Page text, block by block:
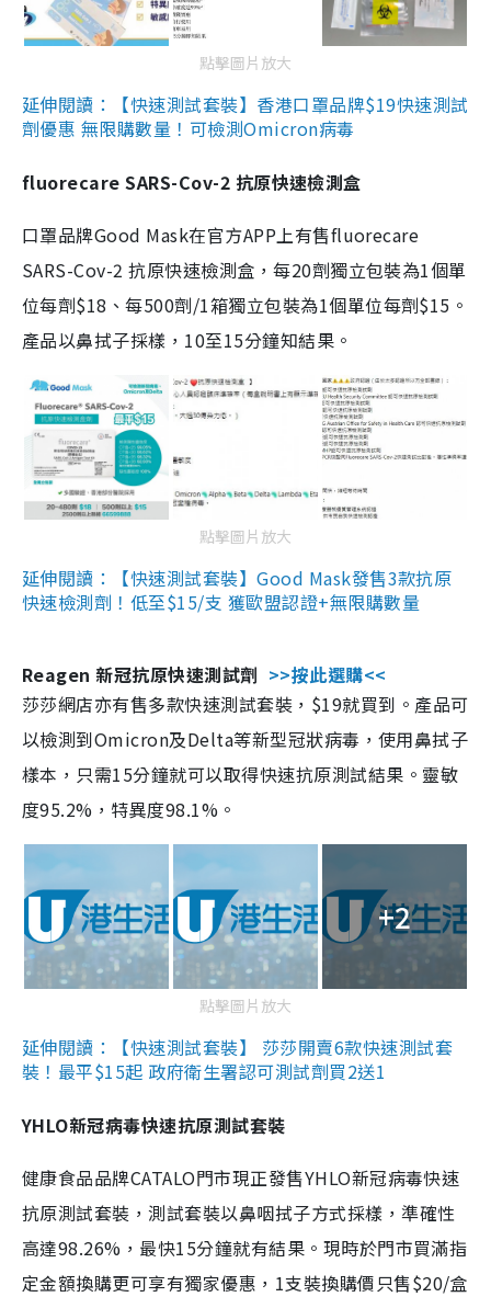
點擊圖片放大
延伸閱讀：【快速測試套裝】香港口罩品牌$19快速測試
劑優惠 無限購數量！可檢測Omicron病毒
fluorecare SARS-Cov-2 抗原快速檢測盒
口罩品牌Good Mask在官方APP上有售fluorecare
SARS-Cov-2 抗原快速檢測盒，每20劑獨立包裝為1個單
位每劑$18、每500劑/1箱獨立包裝為1個單位每劑$15。
產品以鼻拭子採樣，10至15分鐘知結果。
點擊圖片放大
延伸閱讀：【快速測試套裝】Good Mask發售3款抗原
快速檢測劑！低至$15/支 獲歐盟認證+無限購數量
Reagen 新冠抗原快速測試劑 >>按此選購<<
莎莎網店亦有售多款快速測試套裝，$19就買到。產品可
以檢測到Omicron及Delta等新型冠狀病毒，使用鼻拭子
樣本，只需15分鐘就可以取得快速抗原測試結果。靈敏
度95.2%，特異度98.1%。
+2
點擊圖片放大
延伸閱讀：【快速測試套裝】 莎莎開賣6款快速測試套
裝！最平$15起 政府衛生署認可測試劑買2送1
YHLO新冠病毒快速抗原測試套裝
健康食品品牌CATALO門市現正發售YHLO新冠病毒快速
抗原測試套裝，測試套裝以鼻咽拭子方式採樣，準確性
高達98.26%，最快15分鐘就有結果。現時於門市買滿指
定金額換購更可享有獨家優惠，1支裝換購價只售$20/盒